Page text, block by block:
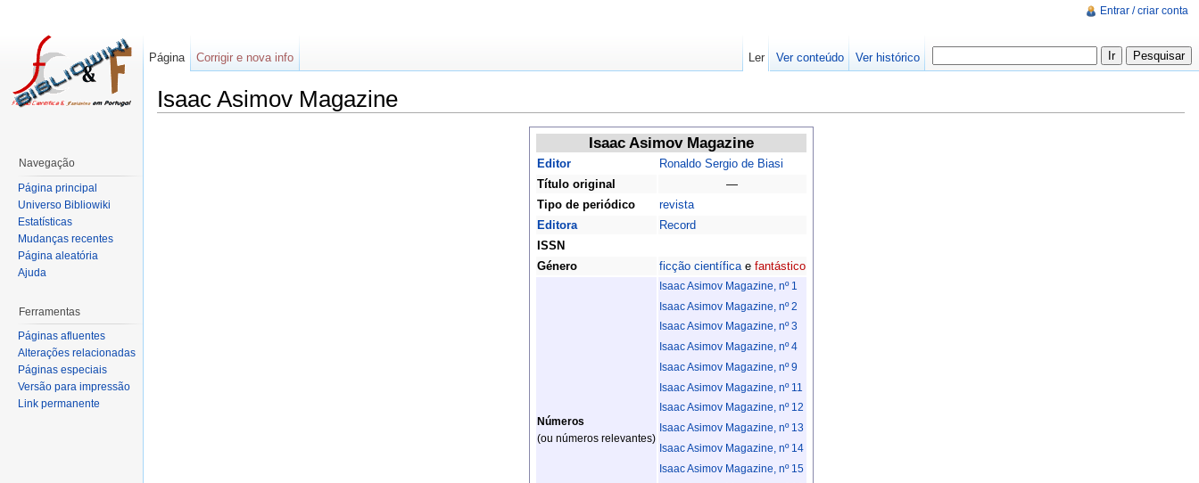
Isaac Asimov Magazine
Isaac Asimov Magazine
Editor
Ronaldo Sergio de Biasi
Título original
—
Tipo de periódico
revista
Editora
Record
ISSN
Género
ficção científicae fantástico
Números
(ou números relevantes)
Isaac Asimov Magazine, nº 1
Isaac Asimov Magazine, nº 2
Isaac Asimov Magazine, nº 3
Isaac Asimov Magazine, nº 4
Isaac Asimov Magazine, nº 9
Isaac Asimov Magazine, nº 11
Isaac Asimov Magazine, nº 12
Isaac Asimov Magazine, nº 13
Isaac Asimov Magazine, nº 14
Isaac Asimov Magazine, nº 15
Entrar / criar conta
Página Corrigir e nova info Ler Ver conteúdo Ver histórico
Navegação
Página principal
Universo Bibliowiki
Estatísticas
Mudanças recentes
Página aleatória
Ajuda
Ferramentas
Páginas afluentes
Alterações relacionadas
Páginas especiais
Versão para impressão
Link permanente